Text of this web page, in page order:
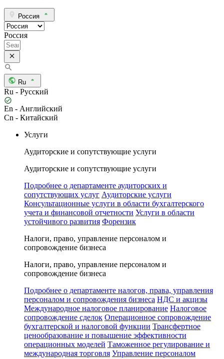
Россия
Россия
Ru
Ru - Русский
En - Английский
Cn - Китайский
Услуги
Аудиторские и сопутствующие услуги
Аудиторские и сопутствующие услуги
Подробнее о департаменте аудиторских и
сопутствующих услуг Аудиторские услуги
Консультационные услуги в области бухгалтерского
учета и финансовой отчетности Услуги в области
устойчивого развития Форензик
Налоги, право, управление персоналом и
сопровождение бизнеса
Налоги, право, управление персоналом и
сопровождение бизнеса
Подробнее о департаменте налогов, права, управления
персоналом и сопровождения бизнеса НДС и акцизы
Международное налоговое планирование Налоговое
сопровождение сделок Операционное сопровождение
бухгалтерской и налоговой функции Трансфертное
ценообразование и повышение эффективности
операционных моделей Таможенное регулирование и
международная торговля Управление персоналом